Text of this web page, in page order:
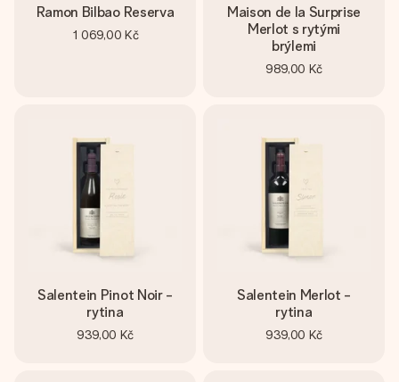
Ramon Bilbao Reserva
1 069,00 Kč
Maison de la Surprise
Merlot s rytými
brýlemi
989,00 Kč
Salentein Pinot Noir -
rytina
939,00 Kč
Salentein Merlot -
rytina
939,00 Kč